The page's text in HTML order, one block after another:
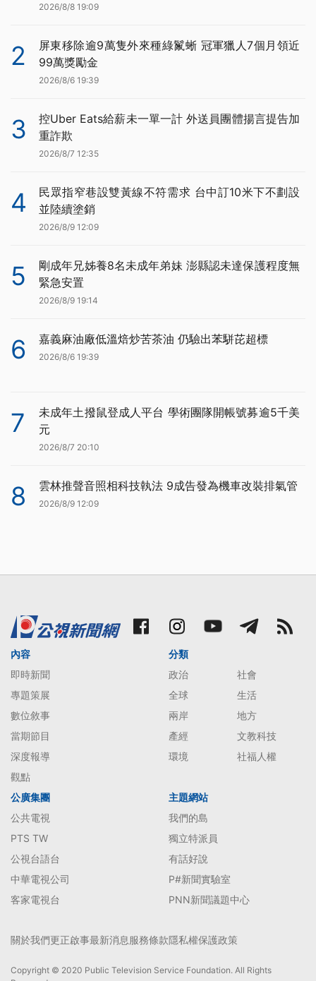
2026/8/8 19:09
2
屏東移除逾9萬隻外來種綠鬣蜥 冠軍獵人7個月領近
99萬獎勵金
2026/8/6 19:39
3
控Uber Eats給薪未一單一計 外送員團體揚言提告加
重詐欺
2026/8/7 12:35
4
民眾指窄巷設雙黃線不符需求 台中訂10米下不劃設
並陸續塗銷
2026/8/9 12:09
5
剛成年兄姊養8名未成年弟妹 澎縣認未達保護程度無
緊急安置
2026/8/9 19:14
6 嘉義麻油廠低溫焙炒苦茶油 仍驗出苯駢芘超標
2026/8/6 19:39
7
未成年土撥鼠登成人平台 學術團隊開帳號募逾5千美
元
2026/8/7 20:10
8 雲林推聲音照相科技執法 9成告發為機車改裝排氣管
2026/8/9 12:09
內容
即時新聞
專題策展
數位敘事
當期節目
深度報導
觀點
分類
政治
社會
全球
生活
兩岸
地方
產經
文教科技
環境
社福人權
公廣集團
公共電視
PTS TW
公視台語台
中華電視公司
客家電視台
主題網站
我們的島
獨立特派員
有話好說
P#新聞實驗室
PNN新聞議題中心
關於我們更正啟事最新消息服務條款隱私權保護政策
Copyright © 2020 Public Television Service Foundation. All Rights